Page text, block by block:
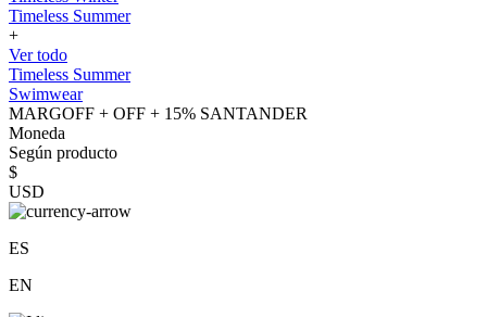
Timeless Summer
+
Ver todo
Timeless Summer
Swimwear
MARGOFF + OFF + 15% SANTANDER
Moneda
Según producto
$
USD
ES
EN